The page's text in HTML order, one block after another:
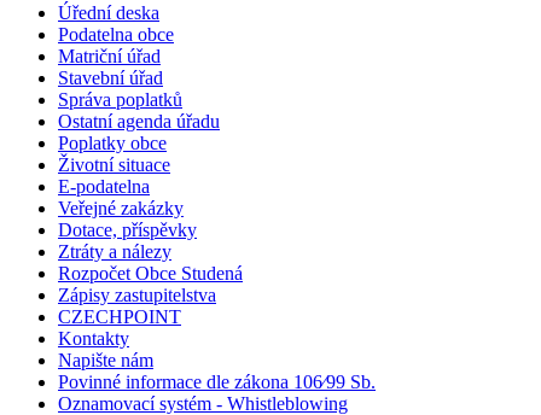
Úřední deska
Podatelna obce
Matriční úřad
Stavební úřad
Správa poplatků
Ostatní agenda úřadu
Poplatky obce
Životní situace
E-podatelna
Veřejné zakázky
Dotace, příspěvky
Ztráty a nálezy
Rozpočet Obce Studená
Zápisy zastupitelstva
CZECHPOINT
Kontakty
Napište nám
Povinné informace dle zákona 106⁄99 Sb.
Oznamovací systém - Whistleblowing